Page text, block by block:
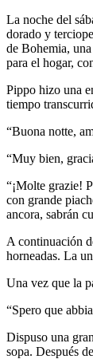
La noche del
dorado y
de Bohemia,
para el hogar,
Pippo hizo una
tiempo
“Buona notte,
“Muy bien,
“¡Molte grazie!
con grande
ancora, sabrán
A continuación
horneadas. La
Una vez que la
“Spero que
Dispuso una
sopa. Después